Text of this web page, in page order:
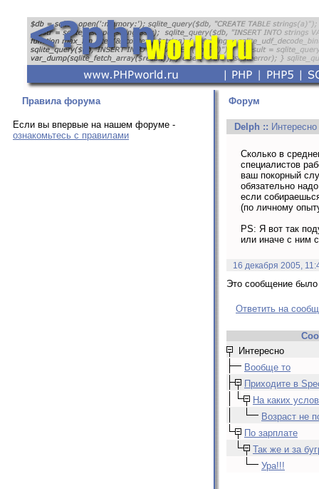
Правила форума
Если вы впервые на нашем форуме -
ознакомьтесь с правилами
Форум
Delph :: Интересно
Сколько в
специалистов
ваш покорный
обязательно
если
(по личному
PS: Я вот так
или иначе с ним
16 декабря 2005,
Это сообщение было
Ответить на
Интересно
Вообще то
Приходите в
На каких
Возраст не
По зарплате
Так же и за
Ура!!!